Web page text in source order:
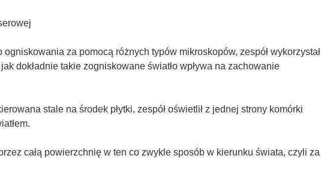
za pomocą różnych typów mikroskopów, zespół wykorzystał
dokładnie takie zogniskowane światło wpływa na zachowanie
stale na środek płytki, zespół oświetlił z jednej strony komórki
całą powierzchnię w ten co zwykle sposób w kierunku świata, czyli za